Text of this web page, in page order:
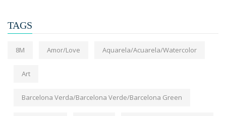
TAGS
8M Amor/Love Aquarela/Acuarela/Watercolor
Art
Barcelona Verda/Barcelona Verde/Barcelona Green